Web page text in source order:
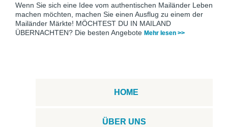
Wenn Sie sich eine Idee vom authentischen Mailänder Leben
machen möchten, machen Sie einen Ausflug zu einem der
Mailänder Märkte! MÖCHTEST DU IN MAILAND
ÜBERNACHTEN? Die besten Angebote Mehr lesen >>
HOME
ÜBER UNS